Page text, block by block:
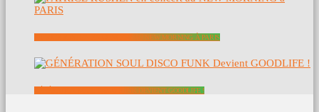
PATRICE RUSHEN EN CONCERT AU NEW MORNING À PARIS
GÉNÉRATION SOUL DISCO FUNK DEVIENT GOODLIFE !